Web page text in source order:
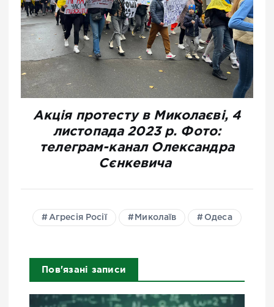
Акція протесту в Миколаєві, 4
листопада 2023 р. Фото:
телеграм-канал Олександра
Сєнкевича
Агресія Росії Миколаїв Одеса
Пов'язані записи